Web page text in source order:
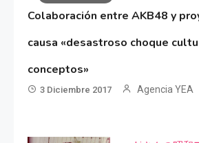
Colaboración entre AKB48 y
causa «desastroso choque
conceptos»
3 Diciembre 2017 Agencia YEA